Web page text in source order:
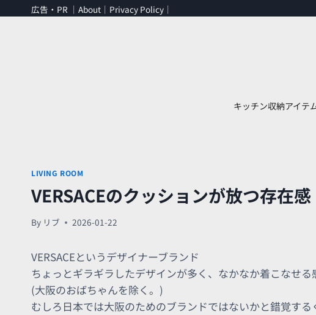
広告・PR ｜ About ｜ Privacy Policy ｜
キッチン収納アイテ
LIVING ROOM
VERSACEのクッションが放つ存在
By リブ 2026-01-22
VERSACEというデザイナーブランド
ちょっとギラギラしたデザインが多く、なかなか着こなせ
(大阪のおばちゃんを除く。)
むしろ日本では大阪のためのブランドではないかと錯覚する